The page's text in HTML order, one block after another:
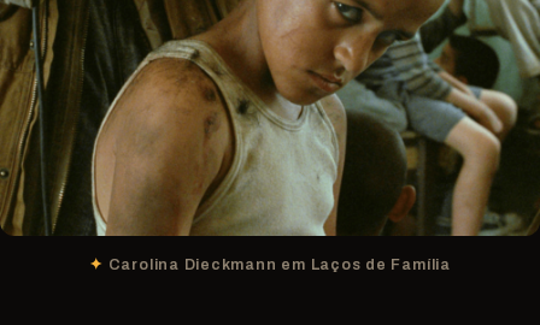
Carolina Dieckmann em Laços de Família